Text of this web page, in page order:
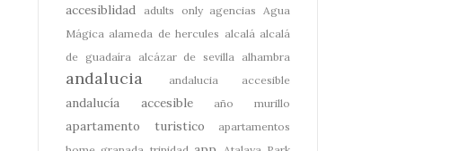
accesiblidad adults only agencias
Agua
Mágica alameda de hercules alcalá alcalá
de guadaíra
alcázar de sevilla alhambra
andalucia andalucia accesible
andalucía accesible año murillo
apartamento turistico
apartamentos